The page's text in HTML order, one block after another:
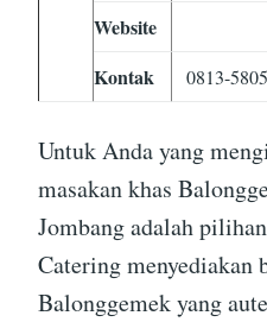
Website
Kontak
0813-
Untuk Anda yang
masakan khas
Jombang adalah
Catering menyediakan
Balonggemek yang